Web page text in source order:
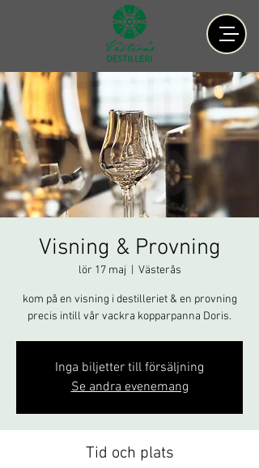
Visning & Provning
lör 17 maj Västerås
kom på en visning i destilleriet & en provning
precis intill vår vackra kopparpanna Doris.
Inga biljetter till försäljning
Se andra evenemang
Tid och plats